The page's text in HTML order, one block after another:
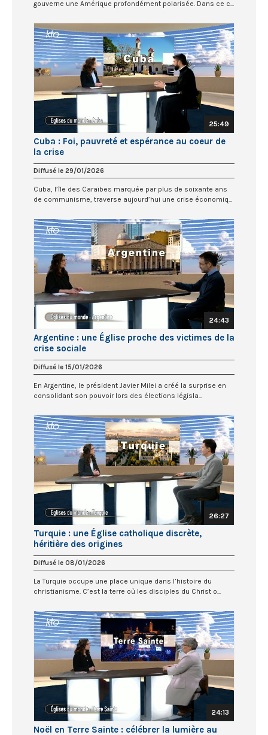
gouverne une Amérique profondément polarisée. Dans ce c...
25:49
Cuba : Foi, pauvreté et espérance au coeur de
la crise
Diffusé le 29/01/2026
Cuba, l’île des Caraïbes marquée par plus de soixante ans
de communisme, traverse aujourd’hui une crise économiq...
24:43
Argentine : une Église proche des victimes de la
crise sociale
Diffusé le 15/01/2026
En Argentine, le président Javier Milei a créé la surprise en
consolidant son pouvoir lors des élections législa...
26:27
Turquie : une Église catholique discrète,
héritière des origines
Diffusé le 08/01/2026
La Turquie occupe une place unique dans l’histoire du
christianisme. C’est la terre où les disciples du Christ o...
24:13
Noël en Terre Sainte : célébrer la lumière au